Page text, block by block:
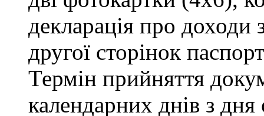
декларація про доходи
другої сторінок
Термін прийняття
календарних днів з